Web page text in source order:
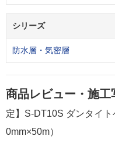
シリーズ
防水層・気密層
商品レビュー・施工
定】S-DT10S ダンタイ
0mm×50m）